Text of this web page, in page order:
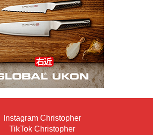
Instagram Christopher
TikTok Christopher